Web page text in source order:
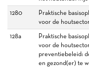
1280
Praktische
voor de
128a
Praktische
voor de
preventiebeleid:
en gezond(er) te